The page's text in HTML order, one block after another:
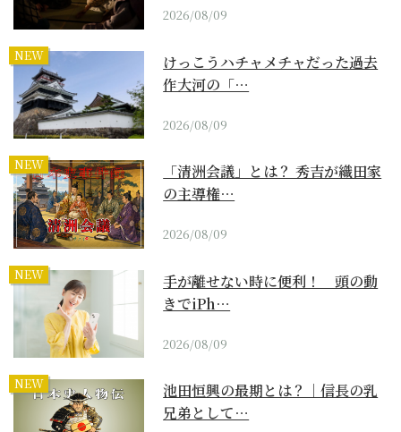
2026/08/09
NEW
けっこうハチャメチャだった過去
作大河の「…
2026/08/09
NEW
「清洲会議」とは？ 秀吉が織田家
の主導権…
2026/08/09
NEW
手が離せない時に便利！ 頭の動
きでiPh…
2026/08/09
NEW
池田恒興の最期とは？｜信長の乳
兄弟として…